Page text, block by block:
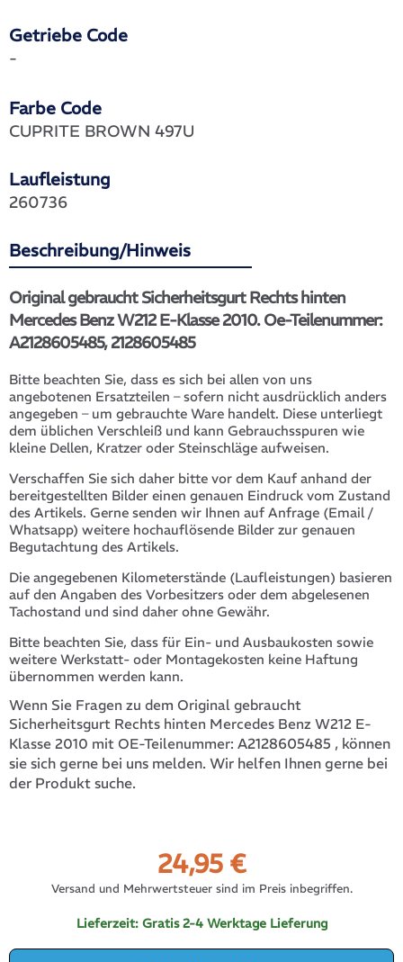
Getriebe Code
-
Farbe Code
Laufleistung
CUPRITE BROWN 497U
260736
Beschreibung/Hinweis
Original gebraucht Sicherheitsgurt Rechts hinten
Mercedes Benz W212 E-Klasse 2010. Oe-Teilenummer:
A2128605485, 2128605485
Bitte beachten Sie, dass es sich bei allen von uns
angebotenen Ersatzteilen – sofern nicht ausdrücklich anders
angegeben – um gebrauchte Ware handelt. Diese unterliegt
dem üblichen Verschleiß und kann Gebrauchsspuren wie
kleine Dellen, Kratzer oder Steinschläge aufweisen.
Verschaffen Sie sich daher bitte vor dem Kauf anhand der
bereitgestellten Bilder einen genauen Eindruck vom Zustand
des Artikels. Gerne senden wir Ihnen auf Anfrage (Email /
Whatsapp) weitere hochauflösende Bilder zur genauen
Begutachtung des Artikels.
Die angegebenen Kilometerstände (Laufleistungen) basieren
auf den Angaben des Vorbesitzers oder dem abgelesenen
Tachostand und sind daher ohne Gewähr.
Bitte beachten Sie, dass für Ein- und Ausbaukosten sowie
weitere Werkstatt- oder Montagekosten keine Haftung
übernommen werden kann.
Wenn Sie Fragen zu dem Original gebraucht
Sicherheitsgurt Rechts hinten Mercedes Benz W212 E-
Klasse 2010 mit OE-Teilenummer: A2128605485 , können
sie sich gerne bei uns melden. Wir helfen Ihnen gerne bei
der Produkt suche.
24,95 €
Versand und Mehrwertsteuer sind im Preis inbegriffen.
Lieferzeit: Gratis 2-4 Werktage Lieferung